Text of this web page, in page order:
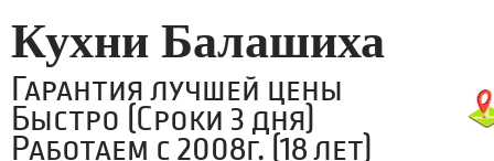
Кухни Балашиха
Гарантия лучшей цены
Быстро (Сроки 3 дня)
Работаем с 2008г. (18 лет)